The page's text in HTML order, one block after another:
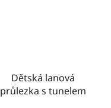
Dětská lanová
průlezka s tunelem